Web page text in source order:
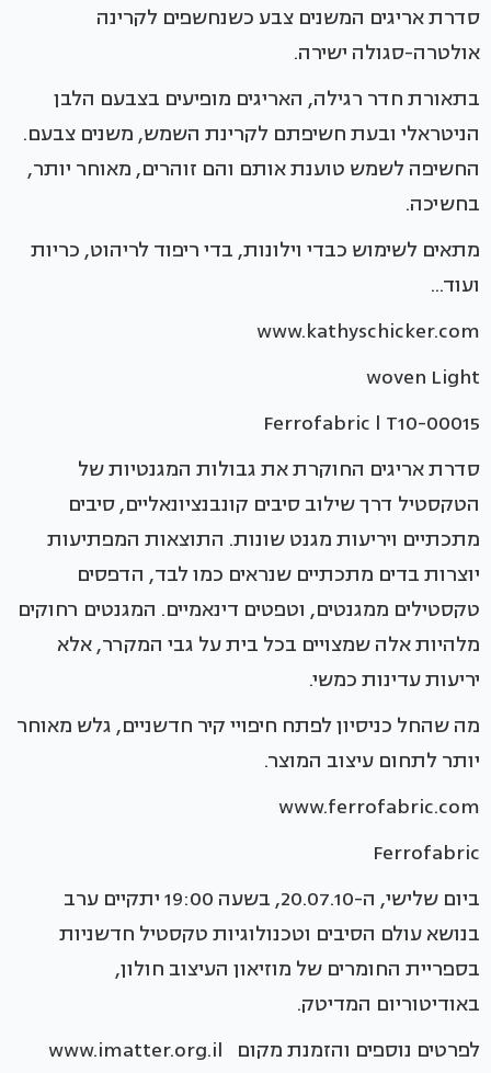
סדרת אריגים המשנים צבע כשנחשפים לקרינה
אולטרה-סגולה ישירה.
בתאורת חדר רגילה, האריגים מופיעים בצבעם הלבן
הניטראלי ובעת חשיפתם לקרינת השמש, משנים צבעם.
החשיפה לשמש טוענת אותם והם זוהרים, מאוחר יותר,
בחשיכה.
מתאים לשימוש כבדי וילונות, בדי ריפוד לריהוט, כריות
ועוד...
www.kathyschicker.com
woven Light
Ferrofabric l T10-00015
סדרת אריגים החוקרת את גבולות המגנטיות של
הטקסטיל דרך שילוב סיבים קונבנציונאליים, סיבים
מתכתיים ויריעות מגנט שונות. התוצאות המפתיעות
יוצרות בדים מתכתיים שנראים כמו לבד, הדפסים
טקסטילים ממגנטים, וטפטים דינאמיים. המגנטים רחוקים
מלהיות אלה שמצויים בכל בית על גבי המקרר, אלא
יריעות עדינות כמשי.
מה שהחל כניסיון לפתח חיפויי קיר חדשניים, גלש מאוחר
יותר לתחום עיצוב המוצר.
www.ferrofabric.com
Ferrofabric
ביום שלישי, ה-20.07.10, בשעה 19:00 יתקיים ערב
בנושא עולם הסיבים וטכנולוגיות טקסטיל חדשניות
בספריית החומרים של מוזיאון העיצוב חולון,
באודיטוריום המדיטק.
לפרטים נוספים והזמנת מקום www.imatter.org.il